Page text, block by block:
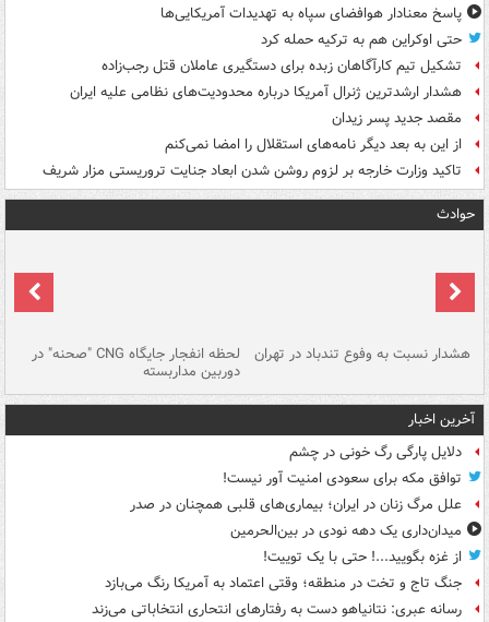
پاسخ معنادار هوافضای سپاه به تهدیدات آمریکایی‌ها
حتی اوکراین هم به ترکیه حمله کرد
تشکیل تیم کارآگاهان زبده برای دستگیری عاملان قتل رجب‌زاده
هشدار ارشدترین ژنرال آمریکا درباره محدودیت‌های نظامی علیه ایران
مقصد جدید پسر زیدان
از این به بعد دیگر نامه‌های استقلال را امضا نمی‌کنم
تاکید وزارت خارجه بر لزوم روشن شدن ابعاد جنایت تروریستی مزار شریف
حوادث
هشدار نسبت به وفوع تندباد در تهران لحظه انفجار جایگاه CNG "صحنه" در
دوربین مداربسته
آخرین اخبار
دلایل پارگی رگ خونی در چشم
توافق مکه برای سعودی امنیت آور نیست!
علل مرگ زنان در ایران؛ بیماری‌های قلبی همچنان در صدر
میدان‌داری یک دهه نودی در بین‌الحرمین
از غزه بگویید...! حتی با یک توییت!
جنگ تاج و تخت در منطقه؛ وقتی اعتماد به آمریکا رنگ می‌بازد
رسانه عبری: نتانیاهو دست به رفتارهای انتحاری انتخاباتی می‌زند